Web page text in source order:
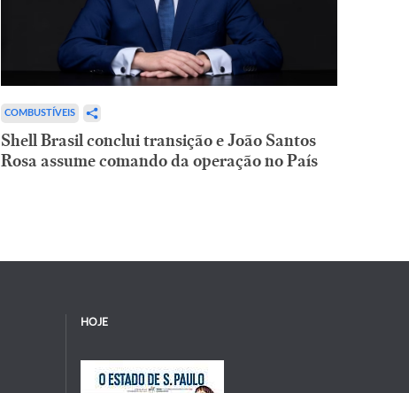
COMBUSTÍVEIS
Shell Brasil conclui transição e João Santos
Rosa assume comando da operação no País
HOJE